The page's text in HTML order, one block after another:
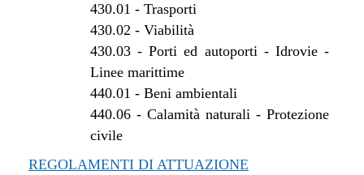
430.01 - Trasporti
430.02 - Viabilità
430.03-Porti ed autoporti - Idrovie -
Linee marittime
440.01 - Beni ambientali
440.06- Calamità naturali - Protezione
civile
REGOLAMENTI DI ATTUAZIONE